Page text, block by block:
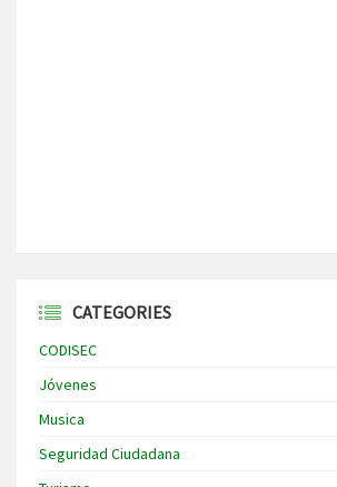
CATEGORIES
CODISEC
Jóvenes
Musica
Seguridad Ciudadana